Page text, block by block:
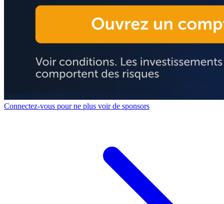
Connectez-vous pour ne plus voir de sponsors